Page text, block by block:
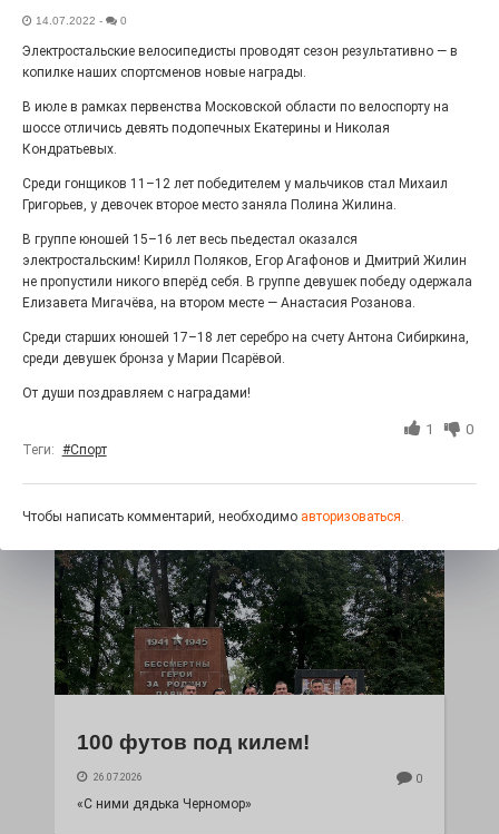
Выставка «Палитра героизма» — новый масштабный
себе Выставочный зал им. Олега Коняшина.
«Районы-кварталы»
путешествуют по городу
27.07.2026
Радость в квадрате! На этой неделе электростальцев
дважды порадует проект «Районы-кварталы».
100 футов под килем!
26.07.2026 0
«С ними дядька Черномор»
14.07.2022 - 0
Электростальские велосипедисты проводят сезон результативно — в
копилке наших спортсменов новые награды.
В июле в рамках первенства Московской области по велоспорту на
шоссе отличись девять подопечных Екатерины и Николая
Кондратьевых.
Среди гонщиков 11–12 лет победителем у мальчиков стал Михаил
Григорьев, у девочек второе место заняла Полина Жилина.
В группе юношей 15–16 лет весь пьедестал оказался
электростальским! Кирилл Поляков, Егор Агафонов и Дмитрий Жилин
не пропустили никого вперёд себя. В группе девушек победу одержала
Елизавета Мигачёва, на втором месте — Анастасия Розанова.
Среди старших юношей 17–18 лет серебро на счету Антона Сибиркина,
среди девушек бронза у Марии Псарёвой.
От души поздравляем с наградами!
1 0
Теги: #Спорт
Чтобы написать комментарий, необходимо авторизоваться.